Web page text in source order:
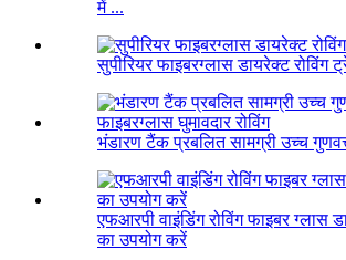
में ...
सुपीरियर फाइबरग्लास डायरेक्ट रोविंग
भंडारण टैंक प्रबलित सामग्री उच्च
एफआरपी वाइंडिंग रोविंग फाइबर ग्लास
का उपयोग करें